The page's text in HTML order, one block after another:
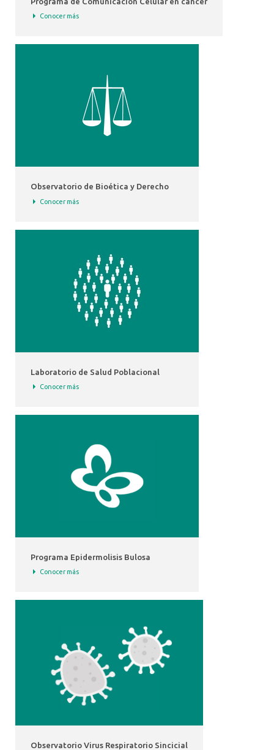
Conocer más
Observatorio de Bioética y Derecho
Conocer más
Laboratorio de Salud Poblacional
Conocer más
Programa Epidermolisis Bulosa
Conocer más
Observatorio Virus Respiratorio Sincicial